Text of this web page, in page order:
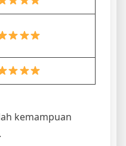
kemampuan
.